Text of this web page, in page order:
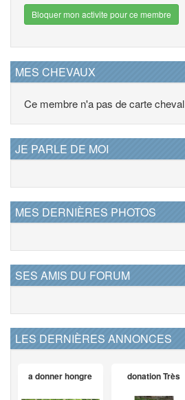
Bloquer mon activite pour ce membre
MES CHEVAUX
Ce membre n'a pas de carte cheval
JE PARLE DE MOI
MES DERNIÈRES PHOTOS
SES AMIS DU FORUM
LES DERNIÈRES ANNONCES
a donner hongre donation Très